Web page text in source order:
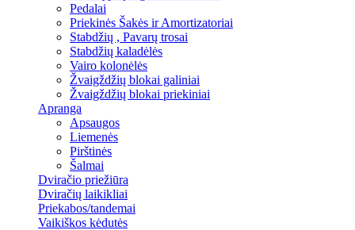
Pedalai
Priekinės Šakės ir Amortizatoriai
Stabdžių , Pavarų trosai
Stabdžių kaladėlės
Vairo kolonėlės
Žvaigždžių blokai galiniai
Žvaigždžių blokai priekiniai
Apranga
Apsaugos
Liemenės
Pirštinės
Šalmai
Dviračio priežiūra
Dviračių laikikliai
Priekabos/tandemai
Vaikiškos kėdutės